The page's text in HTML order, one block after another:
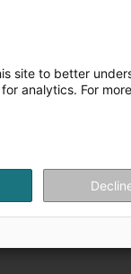
professioneller
ein.Wir
site to better
analytics. For